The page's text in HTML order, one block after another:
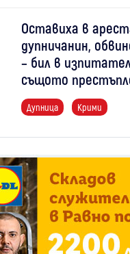
Оставиха в
дупничанин,
– бил в
същото
Дупница Крими